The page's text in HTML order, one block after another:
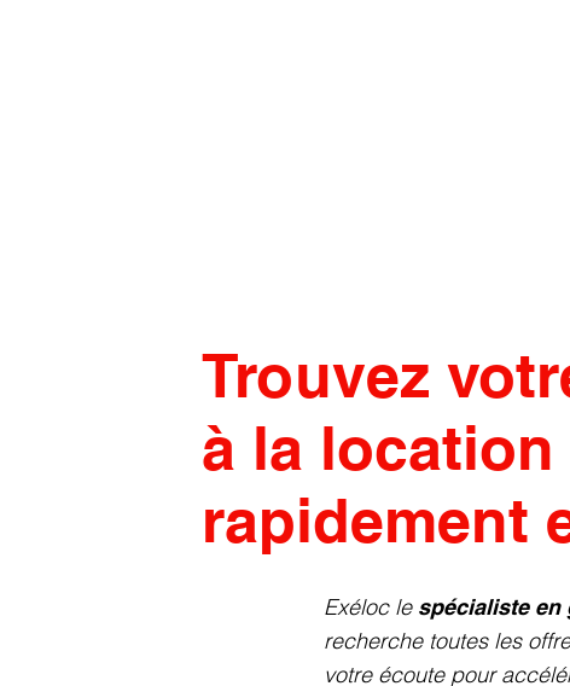
Trouvez
à la
rapidement
Exéloc le spécialiste en
recherche toutes les
votre écoute pour